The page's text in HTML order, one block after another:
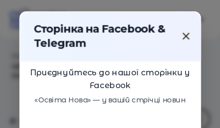
КМДШ
Сторінка на Facebook &
Telegram
Приєднуйтесь до нашої сторінки у
Facebook
«Освіта Нова» — у вашій стрічці новин